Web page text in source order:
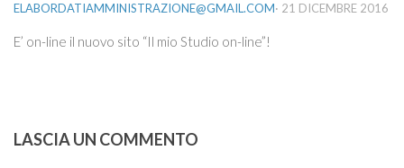
ELABORDATIAMMINISTRAZIONE@GMAIL.COM· 21 DICEMBRE 2016
E’ on-line il nuovo sito “Il mio Studio on-line”!
LASCIA UN COMMENTO